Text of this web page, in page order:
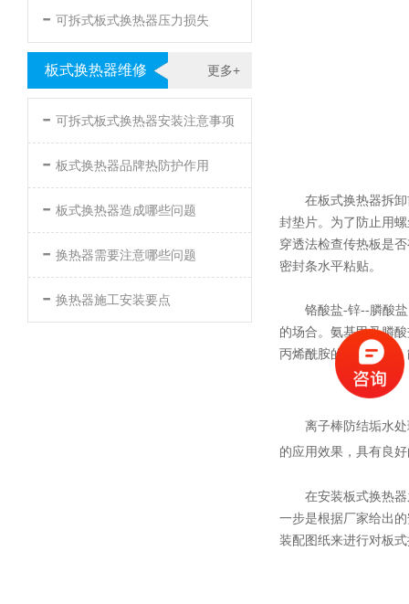
- 可拆式板式换热器压力损失
更多+
板式换热器维修
- 可拆式板式换热器安装注意事项
- 板式换热器品牌热防护作用
- 板式换热器造成哪些问题
- 换热器需要注意哪些问题
- 换热器施工安装要点
在板式换热器拆
封垫片。为了防止用
穿透法检查传热板是
密封条水平粘贴。
铬酸盐-锌--膦酸
的场合。氨基甲叉膦
丙烯酰胺的分散作用
离子棒防结垢水
的应用效果，具有良
在安装板式换热
一步是根据厂家给出
装配图纸来进行对板